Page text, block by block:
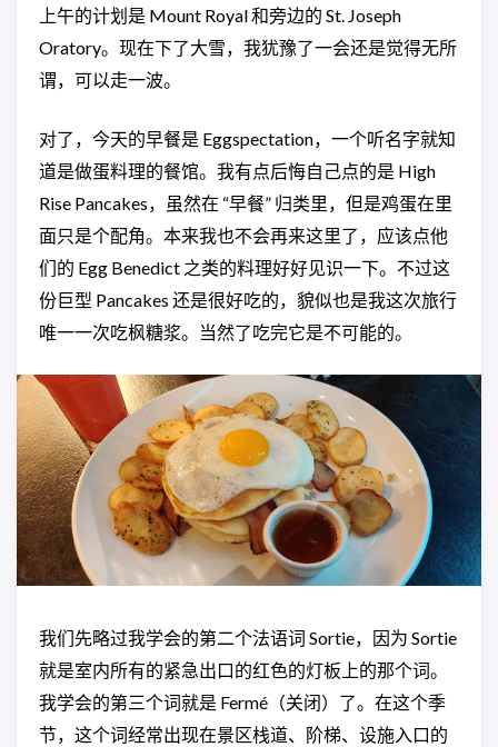
上午的计划是 Mount Royal 和旁边的 St. Joseph
Oratory。现在下了大雪，我犹豫了一会还是觉得无所
谓，可以走一波。
对了，今天的早餐是 Eggspectation，一个听名字就知
道是做蛋料理的餐馆。我有点后悔自己点的是 High
Rise Pancakes，虽然在 “早餐” 归类里，但是鸡蛋在里
面只是个配角。本来我也不会再来这里了，应该点他
们的 Egg Benedict 之类的料理好好见识一下。不过这
份巨型 Pancakes 还是很好吃的，貌似也是我这次旅行
唯一一次吃枫糖浆。当然了吃完它是不可能的。
我们先略过我学会的第二个法语词 Sortie，因为 Sortie
就是室内所有的紧急出口的红色的灯板上的那个词。
我学会的第三个词就是 Fermé（关闭）了。在这个季
节，这个词经常出现在景区栈道、阶梯、设施入口的